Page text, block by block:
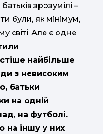
зрозумілі –
були, як мінімум,
світі. Але є одне
найбільше
з невисоким
батьки
на одній
на футболі.
на іншу у них